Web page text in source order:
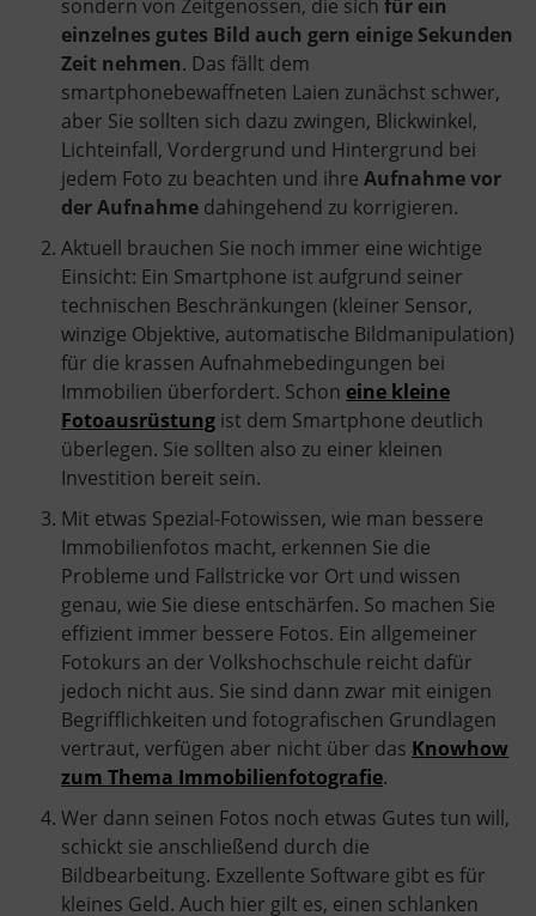
sondern von Zeitgenossen, die sichfür ein
einzelnes gutes Bild auch gern einige Sekunden
Zeit nehmen. Das fällt dem
smartphonebewaffneten Laien zunächst schwer,
aber Sie sollten sich dazu zwingen, Blickwinkel,
Lichteinfall, Vordergrund und Hintergrund bei
jedem Foto zu beachten und ihreAufnahme vor
der Aufnahme dahingehend zu korrigieren.
Aktuell brauchen Sie noch immer eine wichtige
Einsicht: Ein Smartphone ist aufgrund seiner
technischen Beschränkungen (kleiner Sensor,
winzige Objektive, automatische Bildmanipulation)
für die krassen Aufnahmebedingungen bei
Immobilien überfordert. Schon eine kleine
Fotoausrüstung ist dem Smartphone deutlich
überlegen. Sie sollten also zu einer kleinen
Investition bereit sein.
Mit etwas Spezial-Fotowissen, wie man bessere
Immobilienfotos macht, erkennen Sie die
Probleme und Fallstricke vor Ort und wissen
genau, wie Sie diese entschärfen. So machen Sie
effizient immer bessere Fotos. Ein allgemeiner
Fotokurs an der Volkshochschule reicht dafür
jedoch nicht aus. Sie sind dann zwar mit einigen
Begrifflichkeiten und fotografischen Grundlagen
vertraut, verfügen aber nicht über das Knowhow
zum Thema Immobilienfotografie.
Wer dann seinen Fotos noch etwas Gutes tun will,
schickt sie anschließend durch die
Bildbearbeitung. Exzellente Software gibt es für
kleines Geld. Auch hier gilt es, einen schlanken